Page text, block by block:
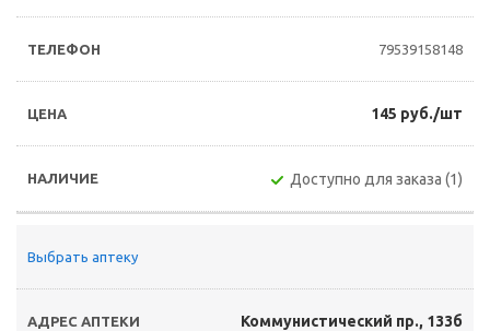
79539158148
145 руб./шт
Доступно для заказа (1)
Выбрать аптеку
Коммунистический пр., 133б